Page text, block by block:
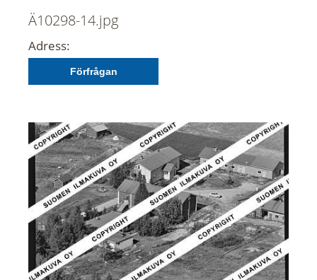
Ä10298-14.jpg
Adress:
Förfrågan